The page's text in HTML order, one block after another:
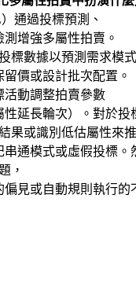
通過投標預測、
增強多屬性拍賣。
標數據以預測需求模式
價或設計批次配置。
活動調整拍賣參數
性延長輪次）。對於投
果或識別低估屬性來
通模式或虛假投標。
，
見或自動規則執行的